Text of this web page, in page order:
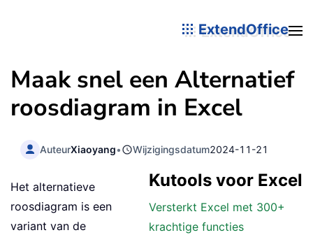
ExtendOffice
Maak snel een Alternatief
roosdiagram in Excel
AuteurXiaoyang• Wijzigingsdatum2024-11-21
Kutools voor Excel
Versterkt Excel met 300+
krachtige functies
Het alternatieve
roosdiagram is een
variant van de